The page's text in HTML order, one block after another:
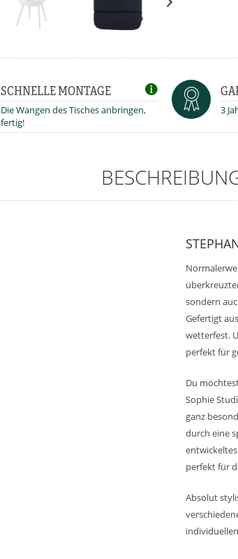
SCHNELLE MONTAGE
Die Wangen des Tisches anbringen,
fertig!
3
sondern
Gefertigt
wetterfest.
perfekt für
Du
Sophie
ganz
durch eine
perfekt für
Absolut